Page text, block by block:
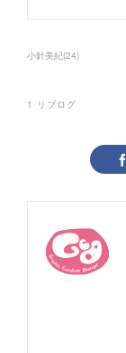
小針美紀(24)
1 リブログ